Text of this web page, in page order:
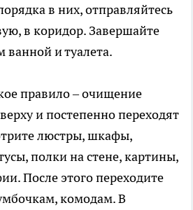
в них, отправляйтесь
в коридор. Завершайте
и туалета.
правило – очищение
и постепенно переходят
люстры, шкафы,
полки на стене, картины,
После этого переходите
комодам. В